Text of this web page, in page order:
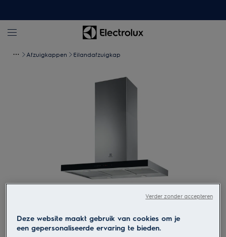
Afzuigkappen Eilandafzuigkap
Deze website maakt gebruik van cookies om je
een gepersonaliseerde ervaring te bieden.
Verder zonder accepteren